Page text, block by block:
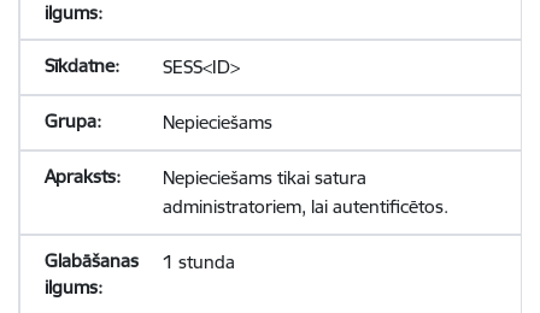
SESS<ID>
Nepieciešams
Nepieciešams tikai satura
administratoriem, lai autentificētos.
1 stunda